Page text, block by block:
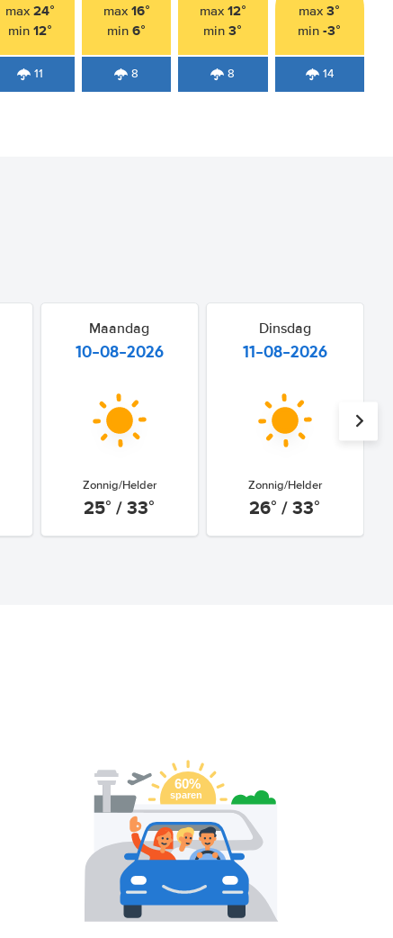
max 24°
min 12°
11
max 16°
min6°
8
max 12°
min3°
8
max3°
min-3°
14
Maandag
10-08-2026
Zonnig/Helder
25° / 33°
Dinsdag
11-08-2026
Zonnig/Helder
26° / 33°